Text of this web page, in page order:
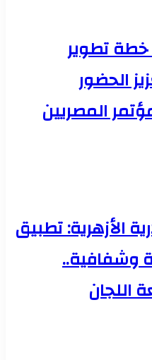
خطة تطوير
الحضور
المصريين
الأزهرية: تطبيق
وشفافية..
اللجان